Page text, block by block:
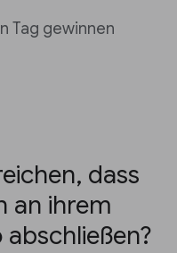
Tag gewinnen
dass
an ihrem